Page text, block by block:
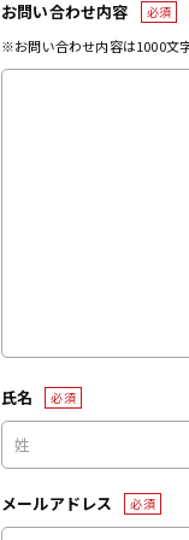
お問い合わせ内容 必須
※お問い合わせ内容は1000文
氏名 必須
メールアドレス 必須